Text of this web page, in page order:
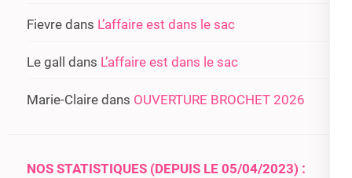
Fievre dans L’affaire est dans le sac
Le gall dans L’affaire est dans le sac
Marie-Claire dans OUVERTURE BROCHET 2026
NOS STATISTIQUES (DEPUIS LE 05/04/2023) :